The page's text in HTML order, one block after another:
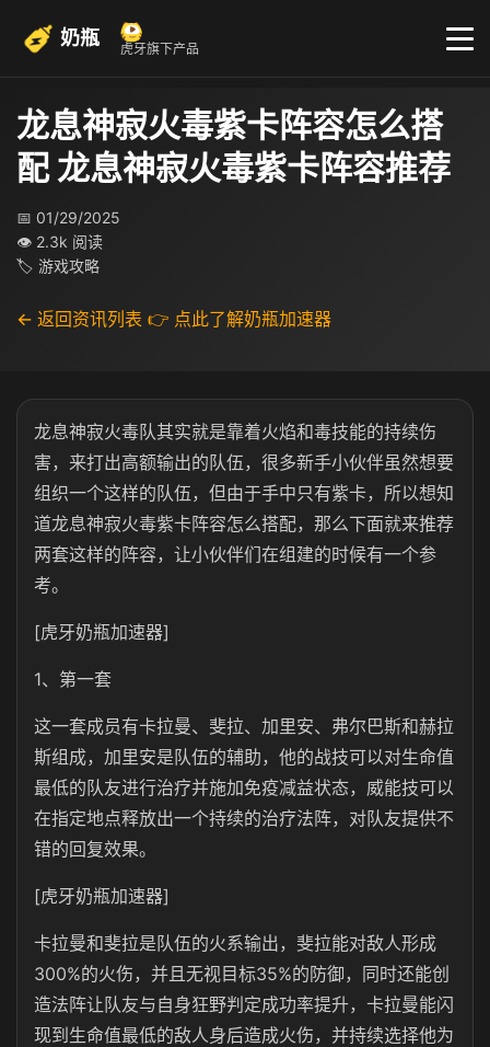
奶瓶 虎牙旗下产品
龙息神寂火毒紫卡阵容怎么搭
配 龙息神寂火毒紫卡阵容推荐
📅 01/29/2025
👁 2.3k 阅读
🏷 游戏攻略
← 返回资讯列表 👉 点此了解奶瓶加速器
龙息神寂火毒队其实就是靠着火焰和毒技能的持续伤
害，来打出高额输出的队伍，很多新手小伙伴虽然想要
组织一个这样的队伍，但由于手中只有紫卡，所以想知
道龙息神寂火毒紫卡阵容怎么搭配，那么下面就来推荐
两套这样的阵容，让小伙伴们在组建的时候有一个参
考。
[虎牙奶瓶加速器]
1、第一套
这一套成员有卡拉曼、斐拉、加里安、弗尔巴斯和赫拉
斯组成，加里安是队伍的辅助，他的战技可以对生命值
最低的队友进行治疗并施加免疫减益状态，威能技可以
在指定地点释放出一个持续的治疗法阵，对队友提供不
错的回复效果。
[虎牙奶瓶加速器]
卡拉曼和斐拉是队伍的火系输出，斐拉能对敌人形成
300%的火伤，并且无视目标35%的防御，同时还能创
造法阵让队友与自身狂野判定成功率提升，卡拉曼能闪
现到生命值最低的敌人身后造成火伤，并持续选择他为